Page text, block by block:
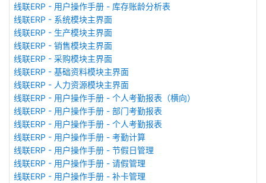
线联ERP - 用户操作手册 - 库存账龄分析表
线联ERP - 系统模块主界面
线联ERP - 生产模块主界面
线联ERP - 销售模块主界面
线联ERP - 采购模块主界面
线联ERP - 基础资料模块主界面
线联ERP - 人力资源模块主界面
线联ERP - 用户操作手册 - 个人考勤报表（横向）
线联ERP - 用户操作手册 - 部门考勤报表
线联ERP - 用户操作手册 - 个人考勤报表
线联ERP - 用户操作手册 - 考勤计算
线联ERP - 用户操作手册 - 节假日管理
线联ERP - 用户操作手册 - 请假管理
线联ERP - 用户操作手册 - 补卡管理